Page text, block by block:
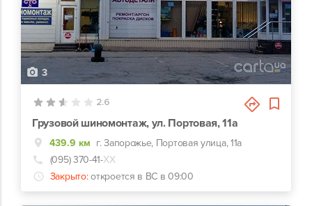
3
2.6
Грузовой шиномонтаж, ул. Портовая, 11а
439.9 км г. Запорожье, Портовая улица, 11а
(095) 370-41-ХХ
Закрыто: откроется в ВС в 09:00